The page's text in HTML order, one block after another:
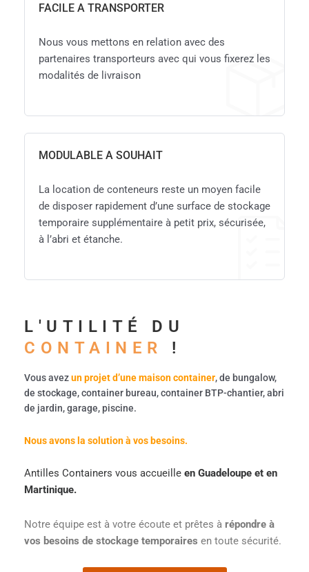
FACILE A TRANSPORTER
Nous vous mettons en relation avec des
partenaires transporteurs avec qui vous fixerez les
modalités de livraison
MODULABLE A SOUHAIT
La location de conteneurs reste un moyen facile
de disposer rapidement d’une surface de stockage
temporaire supplémentaire à petit prix, sécurisée,
à l’abri et étanche.
L'UTILITÉ DU
CONTAINER
!
Vous avezun projet d’une maison container, de bungalow,
de stockage, container bureau, container BTP-chantier, abri
de jardin, garage, piscine.
Nous avons la solution à vos besoins.
Antilles Containers vous accueille en Guadeloupe et en
Martinique.
Notre équipe est à votre écoute et prêtes à répondre à
vos besoins de stockage temporaires en toute sécurité.